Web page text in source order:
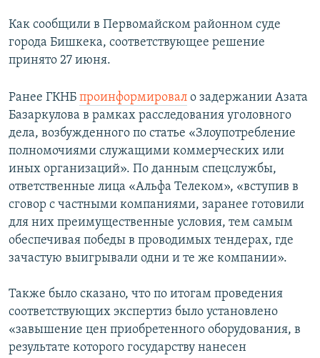
Как сообщили в Первомайском районном суде
города Бишкека, соответствующее решение
принято 27 июня.
Ранее ГКНБ проинформировал о задержании Азата
Базаркулова в рамках расследования уголовного
дела, возбужденного по статье «Злоупотребление
полномочиями служащими коммерческих или
иных организаций». По данным спецслужбы,
ответственные лица «Альфа Телеком», «вступив в
сговор с частными компаниями, заранее готовили
для них преимущественные условия, тем самым
обеспечивая победы в проводимых тендерах, где
зачастую выигрывали одни и те же компании».
Также было сказано, что по итогам проведения
соответствующих экспертиз было установлено
«завышение цен приобретенного оборудования, в
результате которого государству нанесен